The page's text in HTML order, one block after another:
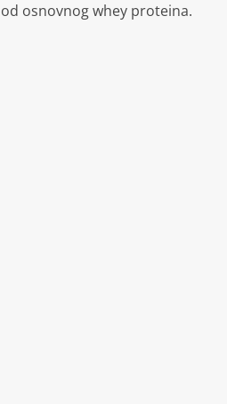
osnovnog whey proteina.